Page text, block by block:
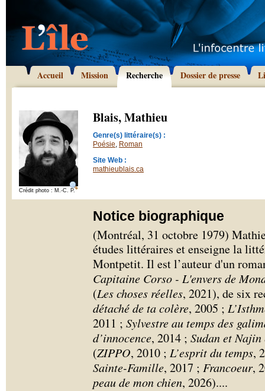
Accueil Mission Recherche Dossier de presse
Crédit photo : M.-C. P.
Blais, Mathieu
Genre(s) littéraire(s) :
Poésie, Roman
Site Web :
mathieublais.ca
Notice biographique
(Montréal, 31 octobre 1979)
études littéraires et enseigne la
Montpetit. Il est l’auteur d'un
Capitaine Corso - L'envers de
(Les choses réelles, 2021), de six
détaché de ta colère, 2005 ;
2011 ; Sylvestre au temps des
d’innocence, 2014 ; Sudan et Najin
(ZIPPO, 2010 ; L’esprit du temps,
Sainte-Famille, 2017 ; Francoeur,
peau de mon chien, 2026)....